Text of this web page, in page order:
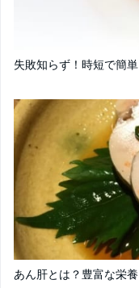
失敗知らず！時短で簡
あん肝とは？豊富な栄